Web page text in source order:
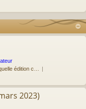
édition c…
2023)